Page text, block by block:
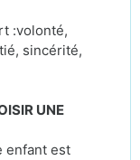
:volonté,
sincérité,
UNE
enfant est